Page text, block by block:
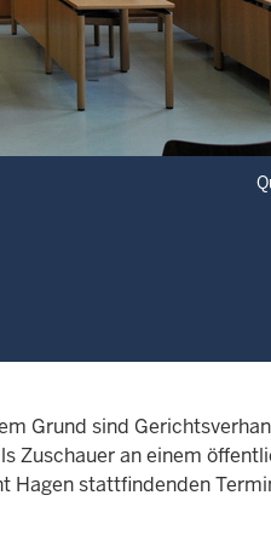
Grund sind
Zuschauer an einem
Hagen stattfindenden